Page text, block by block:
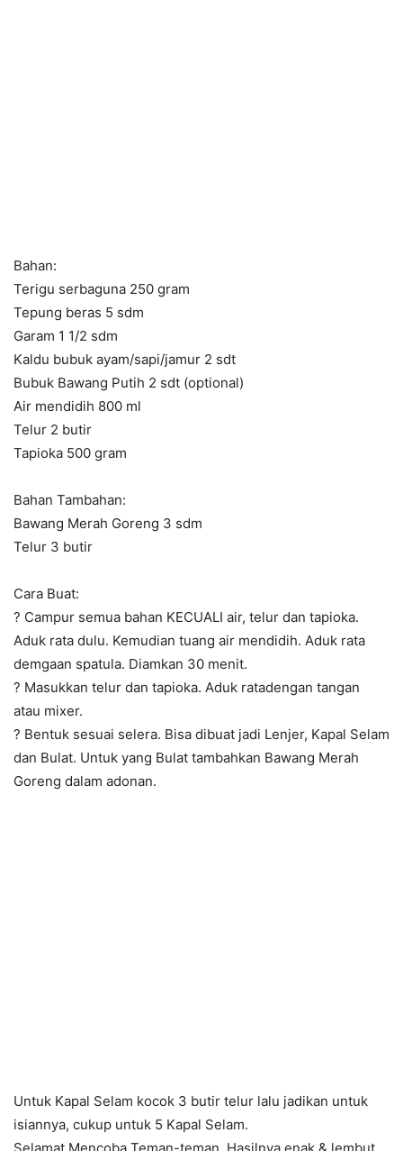
Bahan:
Terigu serbaguna 250 gram
Tepung beras 5 sdm
Garam 1 1/2 sdm
Kaldu bubuk ayam/sapi/jamur 2 sdt
Bubuk Bawang Putih 2 sdt (optional)
Air mendidih 800 ml
Telur 2 butir
Tapioka 500 gram
Bahan Tambahan:
Bawang Merah Goreng 3 sdm
Telur 3 butir
Cara Buat:
? Campur semua bahan KECUALI air, telur dan tapioka.
Aduk rata dulu. Kemudian tuang air mendidih. Aduk rata
demgaan spatula. Diamkan 30 menit.
? Masukkan telur dan tapioka. Aduk ratadengan tangan
atau mixer.
? Bentuk sesuai selera. Bisa dibuat jadi Lenjer, Kapal Selam
dan Bulat. Untuk yang Bulat tambahkan Bawang Merah
Goreng dalam adonan.
Untuk Kapal Selam kocok 3 butir telur lalu jadikan untuk
isiannya, cukup untuk 5 Kapal Selam.